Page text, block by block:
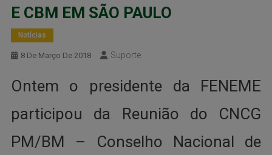
E CBM EM SÃO PAULO
Notícias
8 De Março De 2018 Suporte
Ontem o presidente da FENEME
participou da Reunião do CNCG
PM/BM – Conselho Nacional de